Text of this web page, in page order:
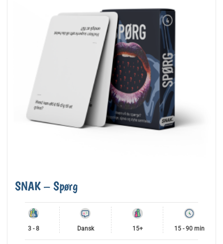
SNAK – Spørg
3 - 8 Dansk 15+ 15 - 90 min